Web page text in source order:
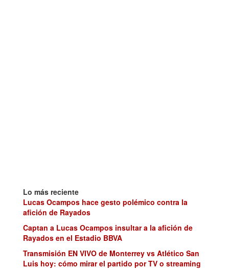
Lo más reciente
Lucas Ocampos hace gesto polémico contra la
afición de Rayados
Captan a Lucas Ocampos insultar a la afición de
Rayados en el Estadio BBVA
Transmisión EN VIVO de Monterrey vs Atlético San
Luis hoy: cómo mirar el partido por TV o streaming